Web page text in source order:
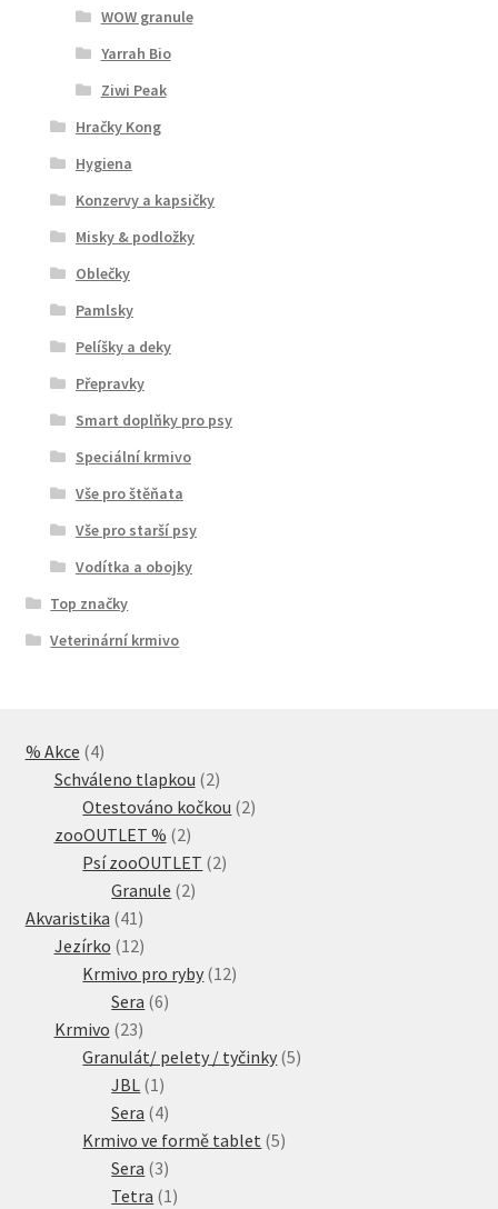
WOW granule
Yarrah Bio
Ziwi Peak
Hračky Kong
Hygiena
Konzervy a kapsičky
Misky & podložky
Oblečky
Pamlsky
Pelíšky a deky
Přepravky
Smart doplňky pro psy
Speciální krmivo
Vše pro štěňata
Vše pro starší psy
Vodítka a obojky
Top značky
Veterinární krmivo
% Akce 44
produkty
Schváleno tlapkou 22
produkty
Otestováno kočkou 22
zooOUTLET % 22
produkty
Psí zooOUTLET 22
Granule 22
Akvaristika 41 41
produktů
Jezírko 1212
produktů
Krmivo pro ryby 1212
Sera 66
Krmivo 2323
produktů
Granulát/ pelety / tyčinky 55
JBL 1 1
produkt
Sera 44
produkty
Krmivo ve formě tablet 55
Sera 33
produkty
Tetra 1 1